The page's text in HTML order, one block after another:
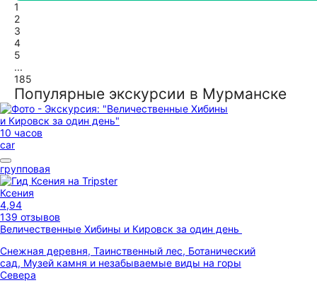
1
2
3
4
5
...
185
Популярные экскурсии в Мурманске
10 часов
car
групповая
Ксения
4,94
139 отзывов
Величественные Хибины и Кировск за один день
Снежная деревня, Таинственный лес, Ботанический
сад, Музей камня и незабываемые виды на горы
Севера